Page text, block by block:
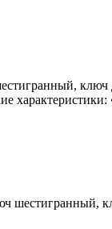
характеристики: